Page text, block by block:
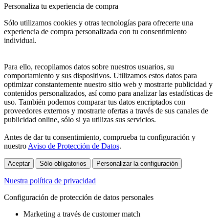
Personaliza tu experiencia de compra
Sólo utilizamos cookies y otras tecnologías para ofrecerte una
experiencia de compra personalizada con tu consentimiento
individual.
Para ello, recopilamos datos sobre nuestros usuarios, su
comportamiento y sus dispositivos. Utilizamos estos datos para
optimizar constantemente nuestro sitio web y mostrarte publicidad y
contenidos personalizados, así como para analizar las estadísticas de
uso. También podemos comparar tus datos encriptados con
proveedores externos y mostrarte ofertas a través de sus canales de
publicidad online, sólo si ya utilizas sus servicios.
Antes de dar tu consentimiento, comprueba tu configuración y
nuestro Aviso de Protección de Datos.
Aceptar Sólo obligatorios Personalizar la configuración
Nuestra política de privacidad
Configuración de protección de datos personales
Marketing a través de customer match